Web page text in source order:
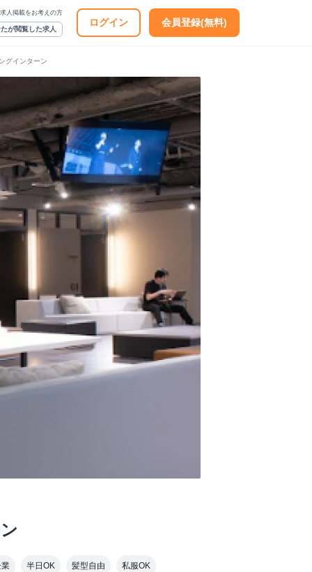
求人掲載をお考えの方
が閲覧した求人
ログイン 会員登録(無料)
グインターン
半日OK 髪型自由 私服OK